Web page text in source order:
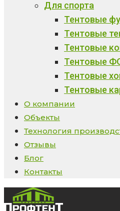
Для спорта
Тентовые
Тентовые
Тентовые
Тентовые
Тентовые
Тентовые
О компании
Объекты
Технология
Отзывы
Блог
Контакты